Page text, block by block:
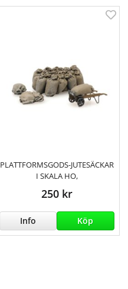
PLATTFORMSGODS-JUTESÄCKAR
I SKALA HO,
250 kr
Info Köp